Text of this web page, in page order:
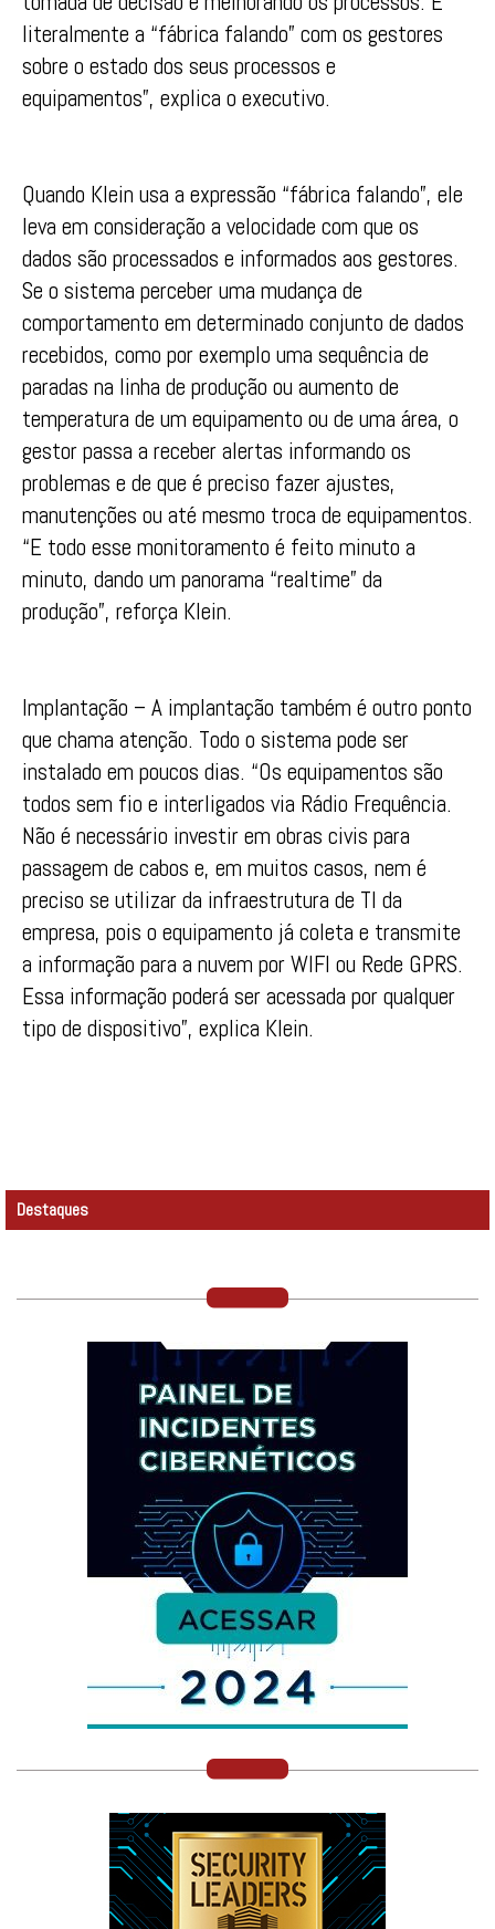
literalmente a “fábrica falando” com os gestores
sobre o estado dos seus processos e
equipamentos”, explica o executivo.
Quando Klein usa a expressão “fábrica falando”, ele
leva em consideração a velocidade com que os
dados são processados e informados aos gestores.
Se o sistema perceber uma mudança de
comportamento em determinado conjunto de dados
recebidos, como por exemplo uma sequência de
paradas na linha de produção ou aumento de
temperatura de um equipamento ou de uma área, o
gestor passa a receber alertas informando os
problemas e de que é preciso fazer ajustes,
manutenções ou até mesmo troca de equipamentos.
“E todo esse monitoramento é feito minuto a
minuto, dando um panorama “realtime” da
produção”, reforça Klein.
Implantação – A implantação também é outro ponto
que chama atenção. Todo o sistema pode ser
instalado em poucos dias. “Os equipamentos são
todos sem fio e interligados via Rádio Frequência.
Não é necessário investir em obras civis para
passagem de cabos e, em muitos casos, nem é
preciso se utilizar da infraestrutura de TI da
empresa, pois o equipamento já coleta e transmite
a informação para a nuvem por WIFI ou Rede GPRS.
Essa informação poderá ser acessada por qualquer
tipo de dispositivo”, explica Klein.
Destaques